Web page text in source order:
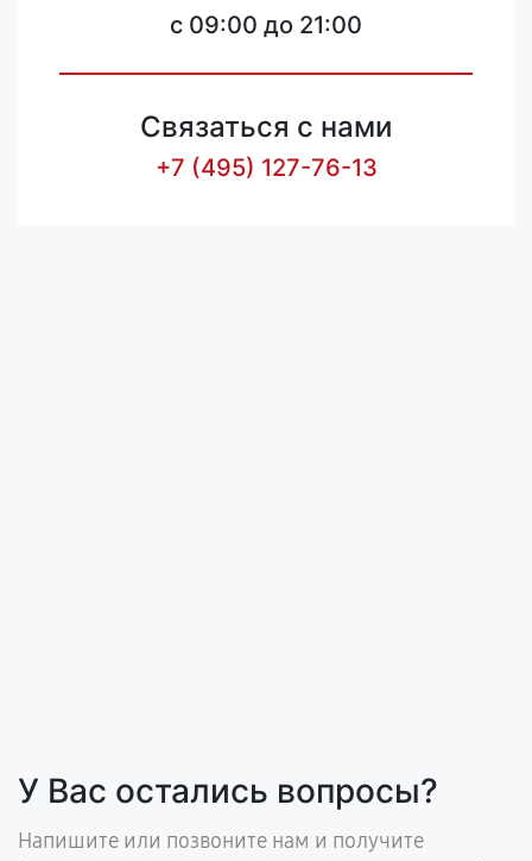
c 09:00 до 21:00
Связаться с нами
+7 (495) 127-76-13
У Вас остались вопросы?
Напишите или позвоните нам и получите